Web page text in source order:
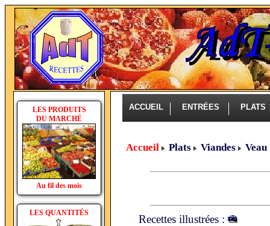
LES PRODUITS
DU MARCHÉ
Au fil des mois
LES QUANTITÉS
ACCUEIL ENTRÉES PLATS
Accueil Plats Viandes Veau
Recettes illustrées :